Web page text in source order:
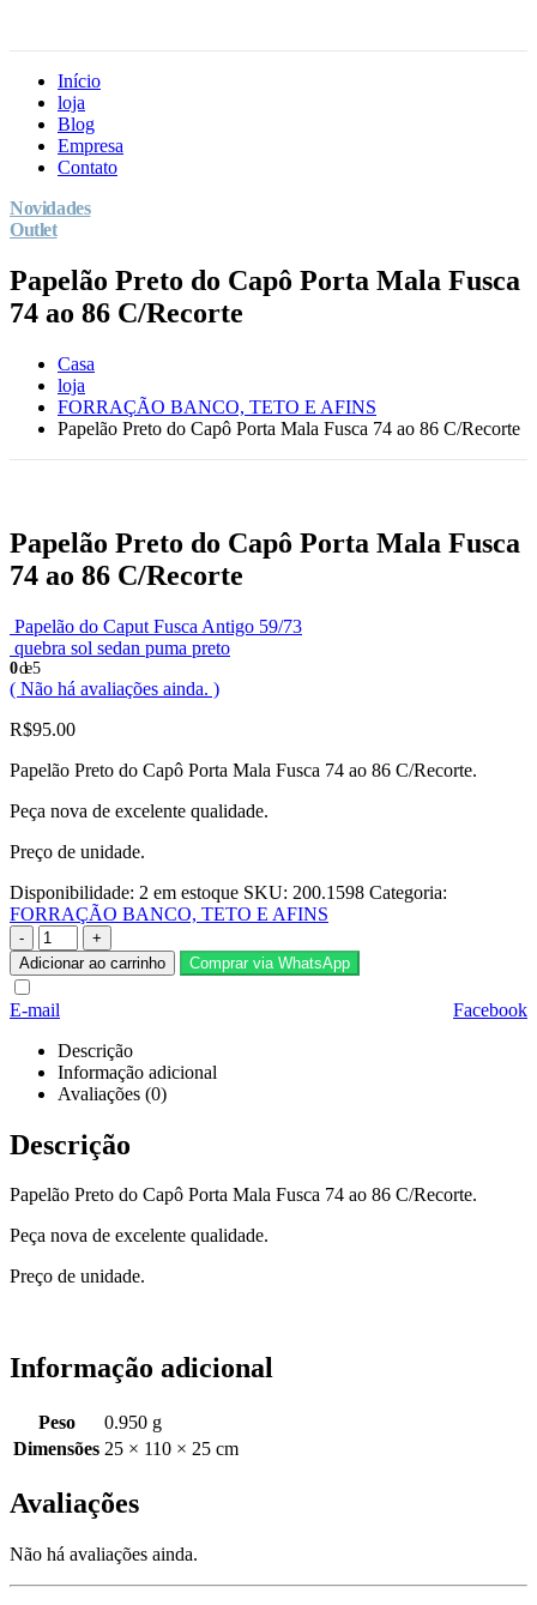
Início
loja
Blog
Empresa
Contato
Novidades
Outlet
Papelão Preto do Capô Porta Mala Fusca
74 ao 86 C/Recorte
Casa
loja
FORRAÇÃO BANCO, TETO E AFINS
Papelão Preto do Capô Porta Mala Fusca 74 ao 86 C/Recorte
Papelão Preto do Capô Porta Mala Fusca
74 ao 86 C/Recorte
Papelão do Caput Fusca Antigo 59/73
quebra sol sedan puma preto
0de 5
( Não há avaliações ainda. )
R$95.00
Papelão Preto do Capô Porta Mala Fusca 74 ao 86 C/Recorte.
Peça nova de excelente qualidade.
Preço de unidade.
Disponibilidade: 2 em estoque SKU: 200.1598 Categoria:
FORRAÇÃO BANCO, TETO E AFINS
-
+
Adicionar ao carrinho
Comprar via WhatsApp
Facebook
E-mail
Descrição
Informação adicional
Avaliações (0)
Descrição
Papelão Preto do Capô Porta Mala Fusca 74 ao 86 C/Recorte.
Peça nova de excelente qualidade.
Preço de unidade.
Informação adicional
Peso
0.950 g
Dimensões 25 × 110 × 25 cm
Avaliações
Não há avaliações ainda.